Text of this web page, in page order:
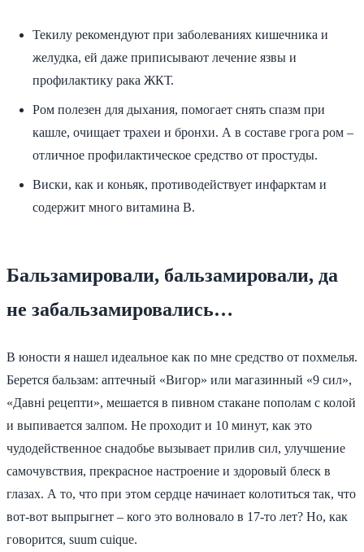
Текилу рекомендуют при заболеваниях кишечника и
желудка, ей даже приписывают лечение язвы и
профилактику рака ЖКТ.
Ром полезен для дыхания, помогает снять спазм при
кашле, очищает трахеи и бронхи. А в составе грога ром –
отличное профилактическое средство от простуды.
Виски, как и коньяк, противодействует инфарктам и
содержит много витамина В.
Бальзамировали, бальзамировали, да
не забальзамировались…
В юности я нашел идеальное как по мне средство от похмелья.
Берется бальзам: аптечный «Вигор» или магазинный «9 сил»,
«Давнi рецепти», мешается в пивном стакане пополам с колой
и выпивается залпом. Не проходит и 10 минут, как это
чудодейственное снадобье вызывает прилив сил, улучшение
самочувствия, прекрасное настроение и здоровый блеск в
глазах. А то, что при этом сердце начинает колотиться так, что
вот-вот выпрыгнет – кого это волновало в 17-то лет? Но, как
говорится, suum cuique.